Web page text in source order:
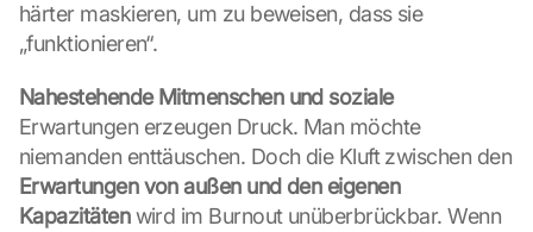
härter maskieren, um zu beweisen, dass sie
„funktionieren“.
Nahestehende Mitmenschen und soziale
Erwartungen erzeugen Druck. Man möchte
Erwartungen von außen und den eigenen
Kapazitäten wird im Burnout unüberbrückbar. Wenn